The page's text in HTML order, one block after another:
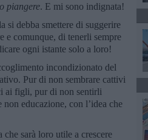
piangere. E mi sono indignata!
si debba smettere di suggerire
e comunque, di tenerli sempre
ogni istante solo a loro!
incondizionato del
Pur di non sembrare cattivi
ai figli, pur di non sentirli
educazione, con l’idea che
sarà loro utile a crescere